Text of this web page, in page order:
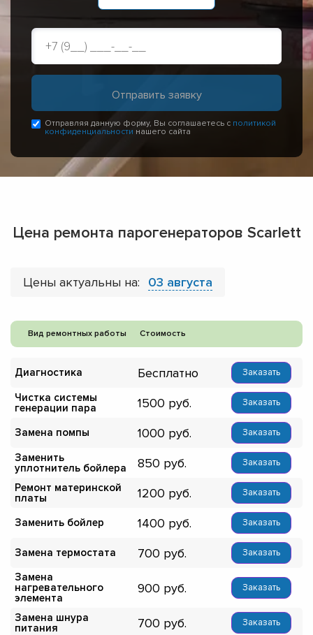
Отправляя данную форму, Вы соглашаетесь с политикой
конфиденциальности нашего сайта
Цена ремонта парогенераторов Scarlett
Цены актуальны на: 03 августа
Вид ремонтных работы Стоимость
Диагностика Бесплатно Заказать
Чистка системы
генерации пара
1500 Заказать
Замена помпы 1000 Заказать
Заменить
уплотнитель бойлера
850 Заказать
Ремонт материнской
платы
1200 Заказать
Заменить бойлер 1400 Заказать
Замена термостата 700 Заказать
Замена
нагревательного
элемента
900 Заказать
Замена шнура
питания
700 Заказать